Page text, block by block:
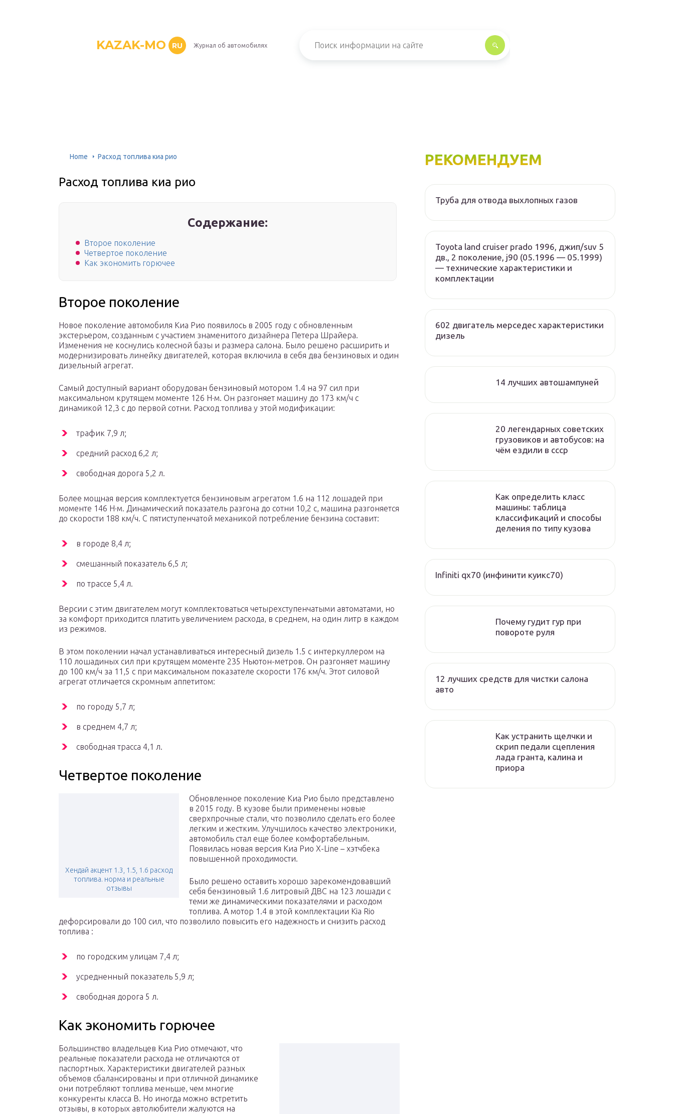
KAZAK-MO RU Журнал об автомобилях
Home Расход топлива киа рио
Расход топлива киа рио
Содержание:
Второе поколение
Четвертое поколение
Как экономить горючее
Второе поколение
Новое поколение автомобиля Киа Рио появилось в 2005 году с обновленным
экстерьером, созданным с участием знаменитого дизайнера Петера Шрайера.
Изменения не коснулись колесной базы и размера салона. Было решено расширить и
модернизировать линейку двигателей, которая включила в себя два бензиновых и один
дизельный агрегат.
Самый доступный вариант оборудован бензиновый мотором 1.4 на 97 сил при
максимальном крутящем моменте 126 Н·м. Он разгоняет машину до 173 км/ч с
динамикой 12,3 с до первой сотни. Расход топлива у этой модификации:
трафик 7,9 л;
средний расход 6,2 л;
свободная дорога 5,2 л.
Более мощная версия комплектуется бензиновым агрегатом 1.6 на 112 лошадей при
моменте 146 Н·м. Динамический показатель разгона до сотни 10,2 с, машина разгоняется
до скорости 188 км/ч. С пятиступенчатой механикой потребление бензина составит:
в городе 8,4 л;
смешанный показатель 6,5 л;
по трассе 5,4 л.
Версии с этим двигателем могут комплектоваться четырехступенчатыми автоматами, но
за комфорт приходится платить увеличением расхода, в среднем, на один литр в каждом
из режимов.
В этом поколении начал устанавливаться интересный дизель 1.5 с интеркуллером на
110 лошадиных сил при крутящем моменте 235 Ньютон-метров. Он разгоняет машину
до 100 км/ч за 11,5 с при максимальном показателе скорости 176 км/ч. Этот силовой
агрегат отличается скромным аппетитом:
по городу 5,7 л;
в среднем 4,7 л;
свободная трасса 4,1 л.
Четвертое поколение
Хендай акцент 1.3, 1.5, 1.6 расход
топлива. норма и реальные
отзывы
Обновленное поколение Киа Рио было представлено
в 2015 году. В кузове были применены новые
сверхпрочные стали, что позволило сделать его более
легким и жестким. Улучшилось качество электроники,
автомобиль стал еще более комфортабельным.
Появилась новая версия Киа Рио Х-Line – хэтчбека
повышенной проходимости.
Было решено оставить хорошо зарекомендовавший
себя бензиновый 1.6 литровый ДВС на 123 лошади с
теми же динамическими показателями и расходом
топлива. А мотор 1.4 в этой комплектации Kia Rio
дефорсировали до 100 сил, что позволило повысить его надежность и снизить расход
топлива :
по городским улицам 7,4 л;
усредненный показатель 5,9 л;
свободная дорога 5 л.
Как экономить горючее
Большинство владельцев Киа Рио отмечают, что
реальные показатели расхода не отличаются от
паспортных. Характеристики двигателей разных
объемов сбалансированы и при отличной динамике
они потребляют топлива меньше, чем многие
конкуренты класса В. Но иногда можно встретить
отзывы, в которых автолюбители жалуются на
РЕКОМЕНДУЕМ
Труба для отвода выхлопных газов
Toyota land cruiser prado 1996, джип/suv 5
дв., 2 поколение, j90 (05.1996 — 05.1999)
— технические характеристики и
комплектации
602 двигатель мерседес характеристики
дизель
14 лучших автошампуней
20 легендарных советских
грузовиков и автобусов: на
чём ездили в ссср
Как определить класс
машины: таблица
классификаций и способы
деления по типу кузова
Infiniti qx70 (инфинити куикс70)
Почему гудит гур при
повороте руля
12 лучших средств для чистки салона
авто
Как устранить щелчки и
скрип педали сцепления
лада гранта, калина и
приора